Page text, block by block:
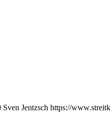
Sven Jentzsch https://